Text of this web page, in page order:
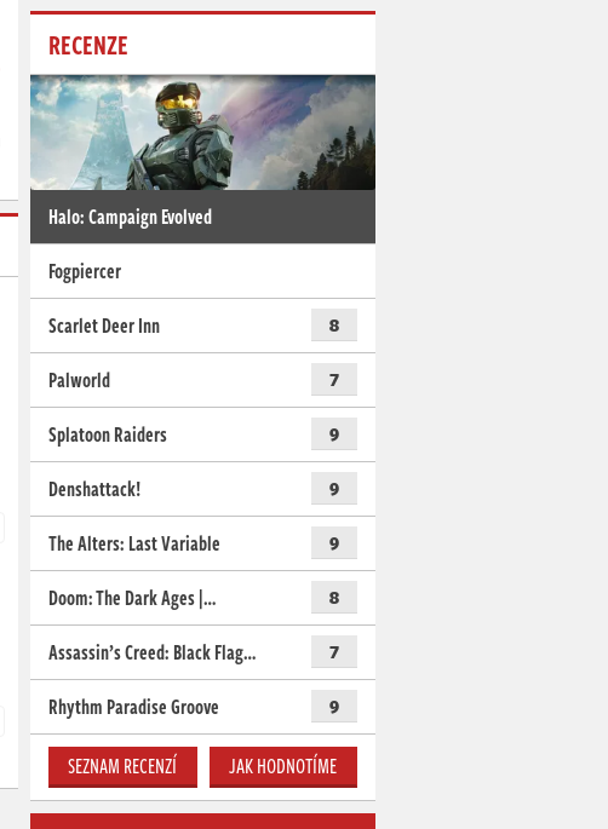
RECENZE
Halo: Campaign Evolved
Fogpiercer
Scarlet Deer Inn
8
Palworld 7
Splatoon Raiders 9
Denshattack! 9
The Alters: Last Variable 9
Doom: The Dark Ages |… 8
Assassin’s Creed: Black Flag… 7
Rhythm Paradise Groove 9
SEZNAM RECENZÍ JAK HODNOTÍME